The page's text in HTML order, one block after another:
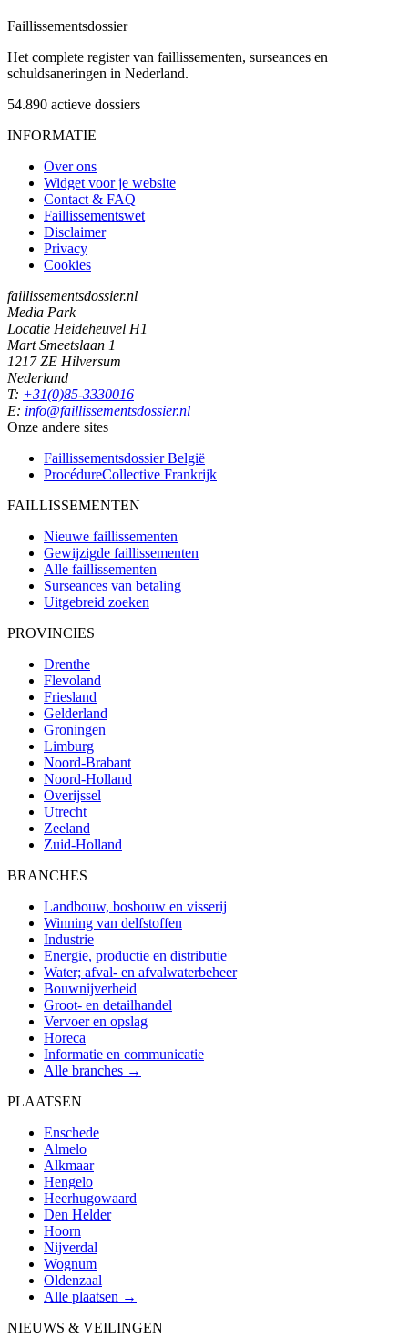
Faillissementsdossier
Het complete register van faillissementen, surseances en
schuldsaneringen in Nederland.
54.890 actieve dossiers
INFORMATIE
Over ons
Widget voor je website
Contact & FAQ
Faillissementswet
Disclaimer
Privacy
Cookies
faillissementsdossier.nl
Media Park
Locatie Heideheuvel H1
Mart Smeetslaan 1
1217 ZE Hilversum
Nederland
T: +31(0)85-3330016
E: info@faillissementsdossier.nl
Onze andere sites
Faillissementsdossier België
ProcédureCollective Frankrijk
FAILLISSEMENTEN
Nieuwe faillissementen
Gewijzigde faillissementen
Alle faillissementen
Surseances van betaling
Uitgebreid zoeken
PROVINCIES
Drenthe
Flevoland
Friesland
Gelderland
Groningen
Limburg
Noord-Brabant
Noord-Holland
Overijssel
Utrecht
Zeeland
Zuid-Holland
BRANCHES
Landbouw, bosbouw en visserij
Winning van delfstoffen
Industrie
Energie, productie en distributie
Water; afval- en afvalwaterbeheer
Bouwnijverheid
Groot- en detailhandel
Vervoer en opslag
Horeca
Informatie en communicatie
Alle branches →
PLAATSEN
Enschede
Almelo
Alkmaar
Hengelo
Heerhugowaard
Den Helder
Hoorn
Nijverdal
Wognum
Oldenzaal
Alle plaatsen →
NIEUWS & VEILINGEN